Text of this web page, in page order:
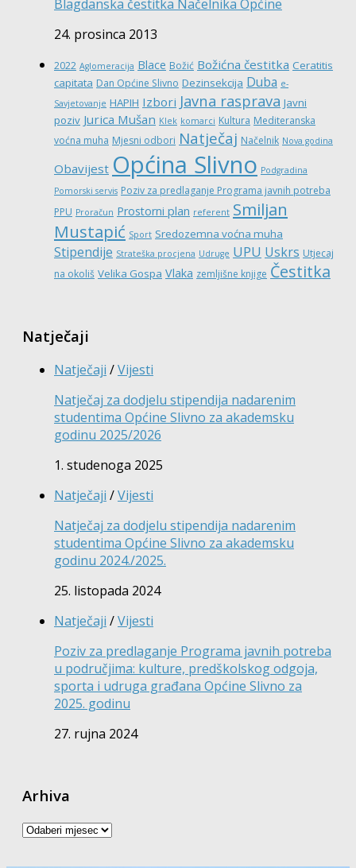
Blagdanska čestitka Načelnika Općine
24. prosinca 2013
2022 Aglomeracija Blace Božić Božićna čestitka Ceratitis
capitata Dan Općine Slivno Dezinsekcija Duba e-
Savjetovanje HAPIH Izbori Javna rasprava Javni
poziv Jurica Mušan Klek komarci Kultura Mediteranska
voćna muha Mjesni odbori Natječaj Načelnik Nova godina
Obavijest Općina Slivno Podgradina
Pomorski servis Poziv za predlaganje Programa javnih potreba
PPU Proračun Prostorni plan referent Smiljan
Mustapić Sport Sredozemna voćna muha
Stipendije Strateška procjena Udruge UPU Uskrs Utjecaj
na okoliš Velika Gospa Vlaka zemljišne knjige Čestitka
Natječaji
Natječaji /Vijesti
Natječaj za dodjelu stipendija nadarenim
studentima Općine Slivno za akademsku
godinu 2025/2026
1. studenoga 2025
Natječaji /Vijesti
Natječaj za dodjelu stipendija nadarenim
studentima Općine Slivno za akademsku
godinu 2024./2025.
25. listopada 2024
Natječaji /Vijesti
Poziv za predlaganje Programa javnih potreba
u područjima: kulture, predškolskog odgoja,
sporta i udruga građana Općine Slivno za
2025. godinu
27. rujna 2024
Arhiva
Arhiva